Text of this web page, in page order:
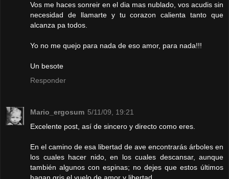
Vos me haces sonreir en el dia mas nublado, vos acudis sin
necesidad de llamarte y tu corazon calienta tanto que
alcanza pa todos.
Yo no me quejo para nada de eso amor, para nada!!!
Un besote
Responder
Mario_ergosum 5/11/09, 19:21
Excelente post, así de sincero y directo como eres.
En el camino de esa libertad de ave encontrarás árboles en
los cuales hacer nido, en los cuales descansar, aunque
también algunos con espinas; no dejes que estos últimos